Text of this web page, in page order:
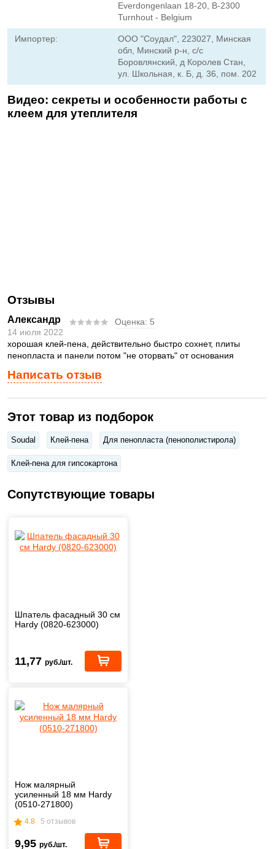
Everdongenlaan 18-20, B-2300
Turnhout - Belgium
Импортер:
ООО "Соудал", 223027, Минская
обл, Минский р-н, с/с
Боровлянский, д Королев Стан,
ул. Школьная, к. Б, д. 36, пом. 202
Видео: секреты и особенности работы с
клеем для утеплителя
Написать отзыв
Отзывы
Александр Оценка: 5
14 июля 2022
хорошая клей-пена, действительно быстро сохнет, плиты
пенопласта и панели потом "не оторвать" от основания
Этот товар из подборок
Soudal Клей-пена Для пенопласта (пенополистирола)
Клей-пена для гипсокартона
Сопутствующие товары
Шпатель фасадный 30 см
Hardy (0820-623000)
11,77 руб./шт.
Нож малярный
усиленный 18 мм Hardy
(0510-271800)
4.8 5 отзывов
9,95 руб./шт.